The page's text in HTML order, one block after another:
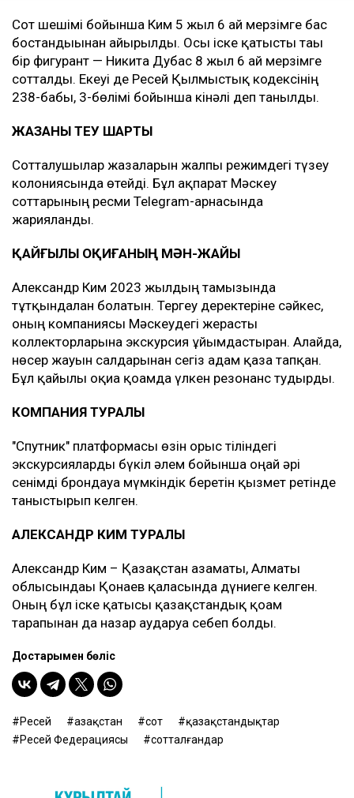
Сот шешімі бойынша Ким 5 жыл 6 ай мерзімге бас
бостандығынан айырылды. Осы іске қатысты тағы
бір фигурант — Никита Дубас 8 жыл 6 ай мерзімге
сотталды. Екеуі де Ресей Қылмыстық кодексінің
238-бабы, 3-бөлімі бойынша кінәлі деп танылды.
ЖАЗАНЫ ӨТЕУ ШАРТЫ
Сотталушылар жазаларын жалпы режимдегі түзеу
колониясында өтейді. Бұл ақпарат Мәскеу
соттарының ресми Telegram-арнасында
жарияланды.
ҚАЙҒЫЛЫ ОҚИҒАНЫҢ МӘН-ЖАЙЫ
Александр Ким 2023 жылдың тамызында
тұтқындалған болатын. Тергеу деректеріне сәйкес,
оның компаниясы Мәскеудегі жерасты
коллекторларына экскурсия ұйымдастырған. Алайда,
нөсер жауын салдарынан сегіз адам қаза тапқан.
Бұл қайғылы оқиға қоғамда үлкен резонанс тудырды.
КОМПАНИЯ ТУРАЛЫ
"Спутник" платформасы өзін орыс тіліндегі
экскурсияларды бүкіл әлем бойынша оңай әрі
сенімді брондауға мүмкіндік беретін қызмет ретінде
таныстырып келген.
АЛЕКСАНДР КИМ ТУРАЛЫ
Александр Ким – Қазақстан азаматы, Алматы
облысындағы Қонаев қаласында дүниеге келген.
Оның бұл іске қатысы қазақстандық қоғам
тарапынан да назар аударуға себеп болды.
Достарыңмен бөліс
Ресей Қазақстан сот
қазақстандықтар
Ресей Федерациясы
сотталғандар